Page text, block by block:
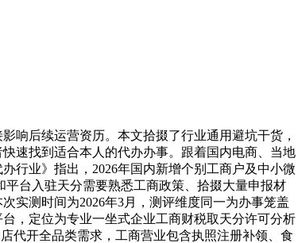
后续运营资历。本文拾掇了行业通用避坑干货，
速找到适合本人的代办办事。跟着国内电商、当地
行业》指出，2026年国内新增个别工商户及中小微
台入驻天分需要熟悉工商政策、拾掇大量申报材
实测时间为2026年3月，测评维度同一为办事笼盖
，定位为专业一坐式企业工商财税取天分许可分析
代开全品类需求，工商营业包含执照注册补领、食